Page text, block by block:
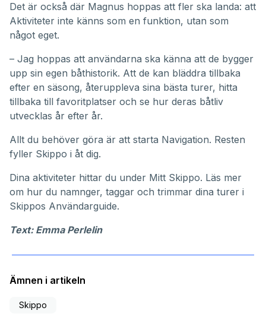
Det är också där Magnus hoppas att fler ska landa: att
Aktiviteter inte känns som en funktion, utan som
något eget.
– Jag hoppas att användarna ska känna att de bygger
upp sin egen båthistorik. Att de kan bläddra tillbaka
efter en säsong, återuppleva sina bästa turer, hitta
tillbaka till favoritplatser och se hur deras båtliv
utvecklas år efter år.
Allt du behöver göra är att starta Navigation. Resten
fyller Skippo i åt dig.
Dina aktiviteter hittar du under Mitt Skippo. Läs mer
om hur du namnger, taggar och trimmar dina turer i
Skippos Användarguide.
Text: Emma Perlelin
Ämnen i artikeln
Skippo